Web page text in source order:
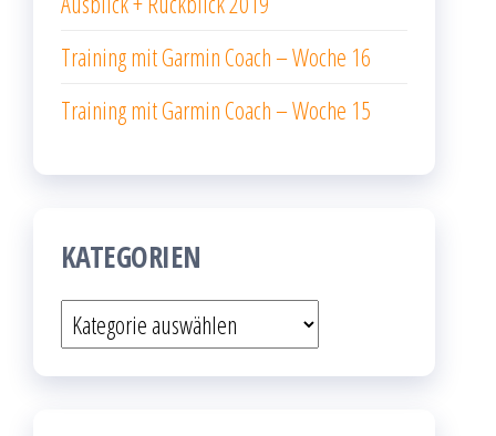
Training mit Garmin Coach – Woche 16
Training mit Garmin Coach – Woche 15
KATEGORIEN
Kategorien